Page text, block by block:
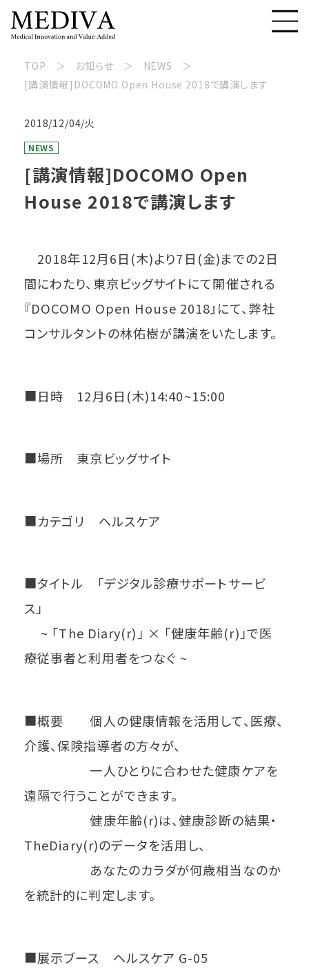
TOP お知らせ
NEWS
[講演情報]DOCOMO Open House 2018で講演します
2018/12/04/火
NEWS
[講演情報]DOCOMO Open
House 2018で講演します
2018年12月6日(木)より7日(金)までの2日
間にわたり、東京ビッグサイトにて開催される
『DOCOMO Open House 2018』にて、弊社
コンサルタントの林佑樹が講演をいたします。
■日時 12月6日(木)14:40~15:00
■場所 東京ビッグサイト
■カテゴリ ヘルスケア
■タイトル 「デジタル診療サポートサービ
ス」
~ 「The Diary(r)」 × 「健康年齢(r)」で医
療従事者と利用者をつなぐ ~
■概要 個人の健康情報を活用して、医療、
介護、保険指導者の方々が、
一人ひとりに合わせた健康ケアを
遠隔で行うことができます。
健康年齢(r)は、健康診断の結果・
TheDiary(r)のデータを活用し、
あなたのカラダが何歳相当なのか
を統計的に判定します。
■展示ブース ヘルスケア G-05